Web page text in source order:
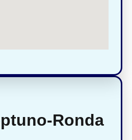
Ronda